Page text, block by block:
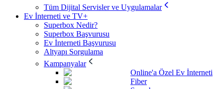
Tüm Dijital Servisler ve Uygulamalar
Ev İnterneti ve TV+
Superbox Nedir?
Superbox Başvurusu
Ev İnterneti Başvurusu
Altyapı Sorgulama
Kampanyalar
Online'a Özel Ev İnterneti
Fiber